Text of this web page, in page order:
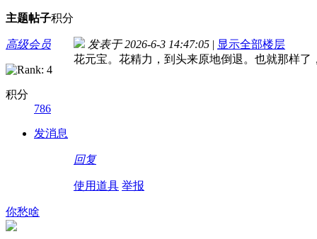
主题帖子积分
高级会员
积分
786
发消息
发表于 2026-6-3 14:47:05 | 显示全部楼层
花元宝。花精力，到头来原地倒退。也就那样了
回复
使用道具 举报
你愁啥